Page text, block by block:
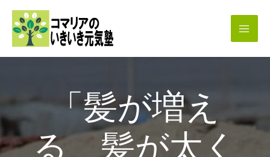
ッ
プ
「髪が増え
る 髪が太く